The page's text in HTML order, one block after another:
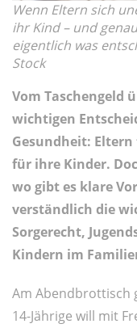
Wenn Eltern sich
ihr Kind – und
eigentlich was
Stock
Vom Taschengeld
wichtigen
Gesundheit:
für ihre Kinder.
wo gibt es klare
verständlich die
Sorgerecht,
Kindern im
Am Abendbrottisch
14-Jährige will mit